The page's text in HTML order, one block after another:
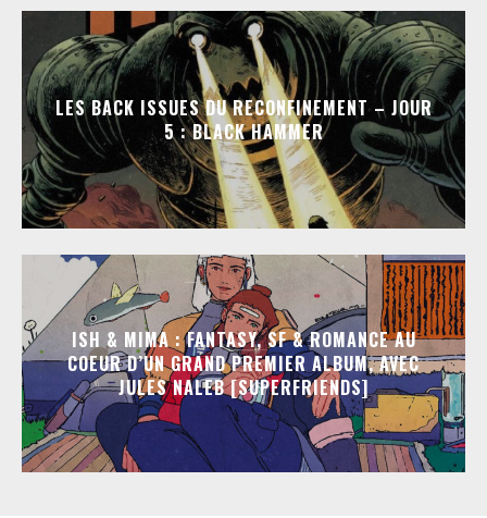
LES BACK ISSUES DU RECONFINEMENT – JOUR
5 : BLACK HAMMER
ISH & MIMA : FANTASY, SF & ROMANCE AU
COEUR D’UN GRAND PREMIER ALBUM, AVEC
JULES NALEB [SUPERFRIENDS]